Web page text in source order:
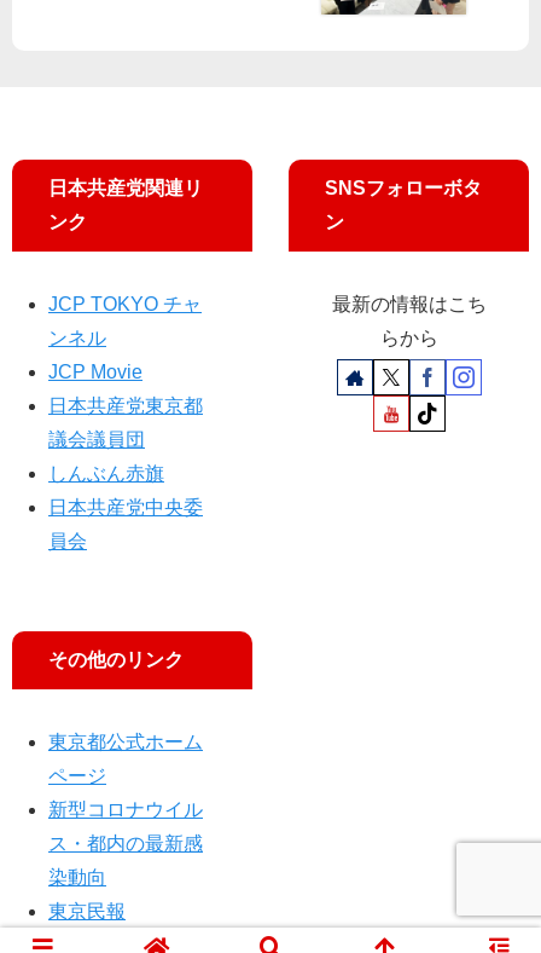
ト
ー
会
日本共産党関連リ
ンク
JCP TOKYO チャ
ンネル
JCP Movie
日本共産党東京都
議会議員団
しんぶん赤旗
日本共産党中央委
員会
その他のリンク
東京都公式ホーム
ページ
新型コロナウイル
ス・都内の最新感
染動向
東京民報
SNSフォローボタ
ン
最新の情報はこち
らから